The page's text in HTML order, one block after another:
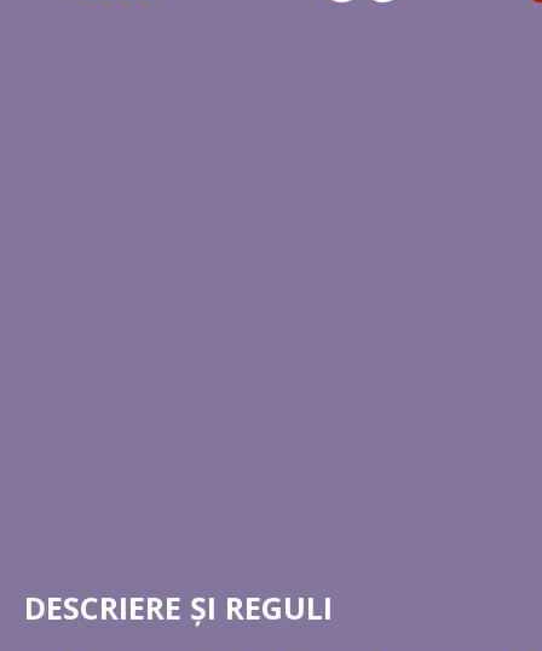
DESCRIERE ȘI REGULI